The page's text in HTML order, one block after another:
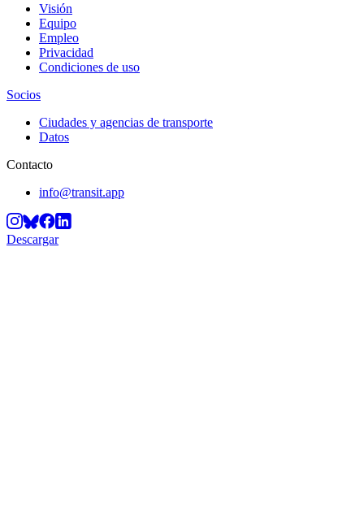
Visión
Equipo
Empleo
Privacidad
Condiciones de uso
Socios
Ciudades y agencias de transporte
Datos
Contacto
info@transit.app
Descargar